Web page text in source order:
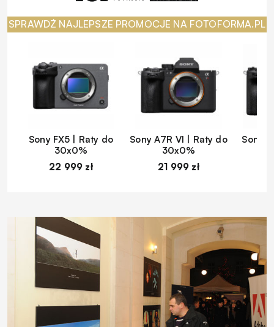
SPRAWDŹ NAJLEPSZE PROMOCJE NA FOTOFORMA.PL
Sony FX5 | Raty do
30x0%
22 999 zł
Sony A7R VI | Raty do
30x0%
21 999 zł
Sony